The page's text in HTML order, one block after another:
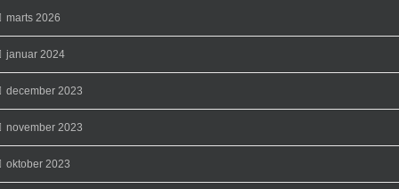
marts 2026
januar 2024
december 2023
november 2023
oktober 2023